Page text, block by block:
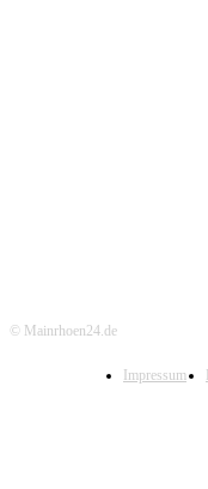
© Mainrhoen24.de
Impressum